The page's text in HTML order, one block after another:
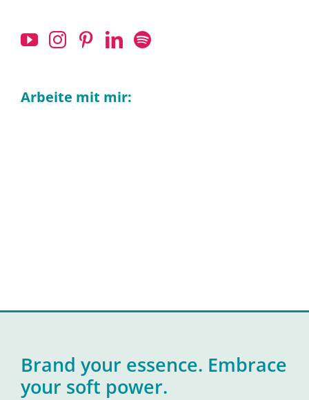
Arbeite mit mir:
Brand your essence. Embrace
your soft power.